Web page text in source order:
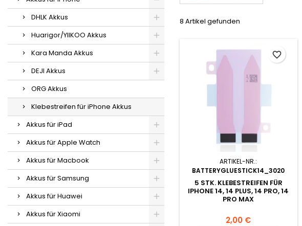
DHLK Akkus
Huarigor/YIIKOO Akkus
Kara Manda Akkus
DEJI Akkus
ORG Akkus
Klebestreifen für iPhone Akkus
Akkus für iPad
Akkus für Apple Watch
Akkus für Macbook
Akkus für Samsung
Akkus für Huawei
Akkus für Xiaomi
8 Artikel gefunden
ARTIKEL-NR.:
BATTERYGLUESTICK14_3020
5 STK. KLEBESTREIFEN FÜR
IPHONE 14, 14 PLUS, 14 PRO, 14
PRO MAX
2,00 €
favorite_border